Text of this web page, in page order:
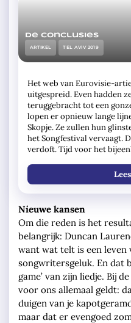
De conclusies
ARTIKEL TEL AVIV 2019
Het web van Eurovisie-
uitgespreid. Even hadden
teruggebracht tot een
lopen er opnieuw lange
Skopje. Ze zullen hun
het Songfestival vervaagt.
verdoft. Tijd voor het
Nieuwe kansen
Om die reden is het
belangrijk: Duncan
want wat telt is een leven
songwritersgeluk. En dat
game’ van zijn liedje. Bij
voor ons allemaal geldt:
duigen van je
maar dat er evengoed